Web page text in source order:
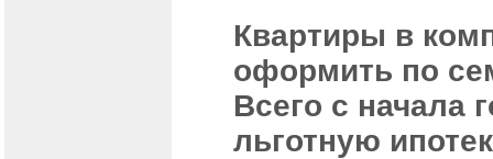
Квартиры в
оформить по
Всего с начала
льготную